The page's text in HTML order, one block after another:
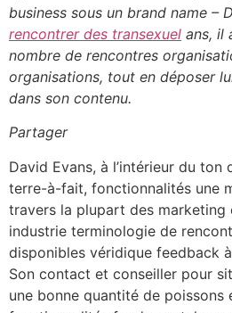
business sous un brand name –
rencontrer des transexuel ans, il
nombre de rencontres
organisations, tout en déposer
dans son contenu.
Partager
David Evans, à l’intérieur du
terre-à-fait, fonctionnalités une
travers la plupart des marketing
industrie terminologie de
disponibles véridique feedback
Son contact et conseiller pour
une bonne quantité de poissons